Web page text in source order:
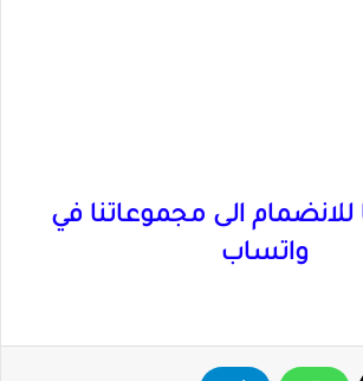
الى مجموعاتنا في
واتساب